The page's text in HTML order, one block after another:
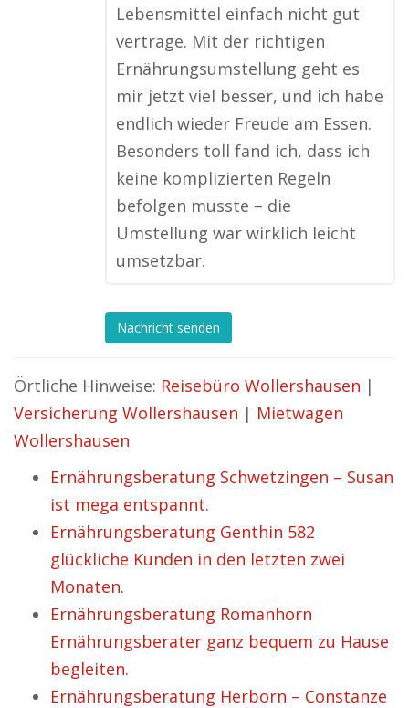
Lebensmittel einfach nicht gut
vertrage. Mit der richtigen
Ernährungsumstellung geht es
mir jetzt viel besser, und ich habe
endlich wieder Freude am Essen.
Besonders toll fand ich, dass ich
keine komplizierten Regeln
befolgen musste – die
Umstellung war wirklich leicht
umsetzbar.
Nachricht senden
Örtliche Hinweise: Reisebüro Wollershausen |
Versicherung Wollershausen | Mietwagen
Wollershausen
Ernährungsberatung Schwetzingen – Susan
ist mega entspannt.
Ernährungsberatung Genthin 582
glückliche Kunden in den letzten zwei
Monaten.
Ernährungsberatung Romanhorn
Ernährungsberater ganz bequem zu Hause
begleiten.
Ernährungsberatung Herborn – Constanze